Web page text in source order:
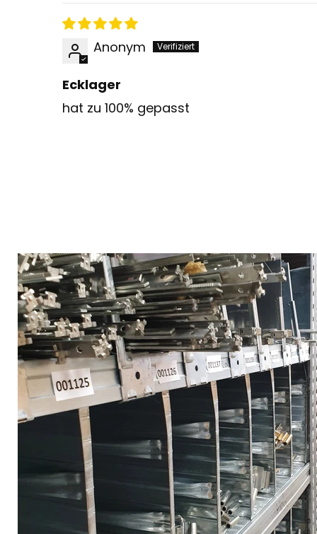
Anonym
Ecklager
hat zu 100% gepasst